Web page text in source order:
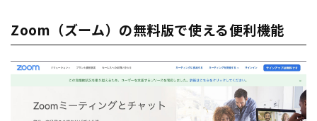
Zoom（ズーム）の無料版で使える便利機能